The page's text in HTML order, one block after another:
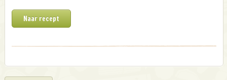
Naar recept